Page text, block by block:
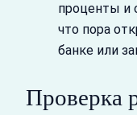
проценты и
что пора
банке или
Проверка